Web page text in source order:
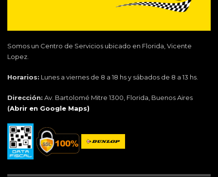
Somos un Centro de Servicios ubicado en Florida, Vicente
Lopez.
Horarios: Lunes a viernes de 8 a 18 hs y sábados de 8 a 13 hs.
Dirección: Av. Bartolomé Mitre 1300, Florida, Buenos Aires
(Abrir en Google Maps)